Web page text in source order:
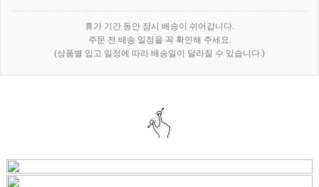
휴가 기간 동안 잠시 배송이 쉬어갑니다.
주문 전 배송 일정을 꼭 확인해 주세요.
(상품별 입고 일정에 따라 배송일이 달라질 수 있습니다.)